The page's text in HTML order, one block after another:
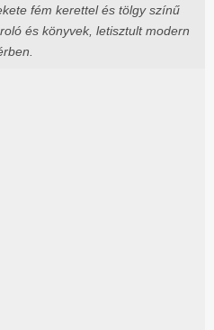
fém kerettel és tölgy színű
és könyvek, letisztult modern